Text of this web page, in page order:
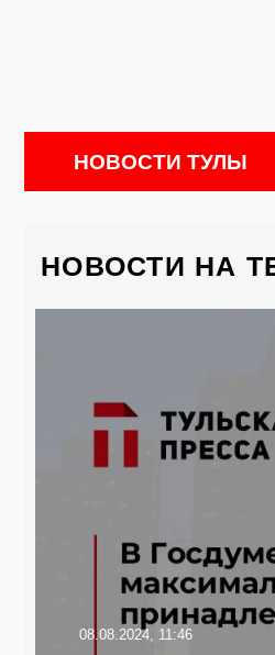
НОВОСТИ ТУЛЫ
НОВОСТИ НА
08.08.2024, 11:46